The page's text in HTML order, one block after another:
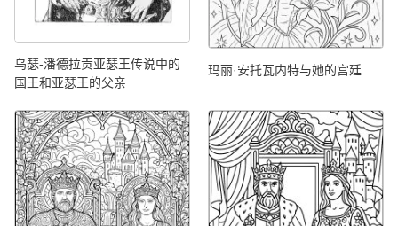
乌瑟-潘德拉贡亚瑟王传说中的
国王和亚瑟王的父亲
玛丽·安托瓦内特与她的宫廷